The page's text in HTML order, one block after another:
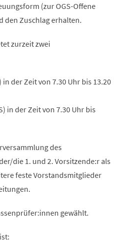
(zur OGS-Offene
den Zuschlag erhalten.
zurzeit zwei
der Zeit von 7.30 Uhr bis 13.20
in der Zeit von 7.30 Uhr bis
des
die 1. und 2. Vorsitzende:r als
feste Vorstandsmitglieder
gewählt.